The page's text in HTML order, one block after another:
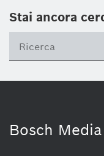
Stai ancora
Bosch